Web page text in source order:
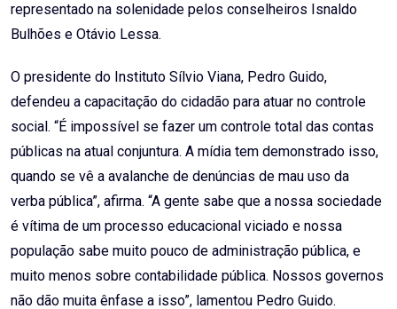
representado na solenidade pelos conselheiros Isnaldo
Bulhões e Otávio Lessa.
O presidente do Instituto Sílvio Viana, Pedro Guido,
defendeu a capacitação do cidadão para atuar no controle
social. “É impossível se fazer um controle total das contas
públicas na atual conjuntura. A mídia tem demonstrado isso,
quando se vê a avalanche de denúncias de mau uso da
verba pública”, afirma. “A gente sabe que a nossa sociedade
é vítima de um processo educacional viciado e nossa
população sabe muito pouco de administração pública, e
muito menos sobre contabilidade pública. Nossos governos
não dão muita ênfase a isso”, lamentou Pedro Guido.